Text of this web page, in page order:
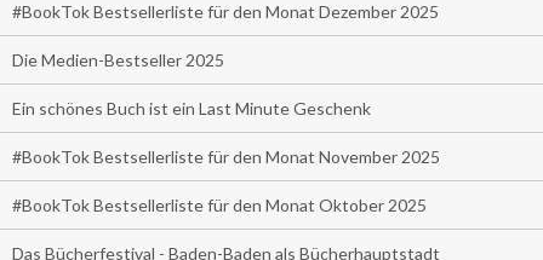
#BookTok Bestsellerliste für den Monat Dezember 2025
Die Medien-Bestseller 2025
Ein schönes Buch ist ein Last Minute Geschenk
#BookTok Bestsellerliste für den Monat November 2025
#BookTok Bestsellerliste für den Monat Oktober 2025
Das Bücherfestival - Baden-Baden als Bücherhauptstadt